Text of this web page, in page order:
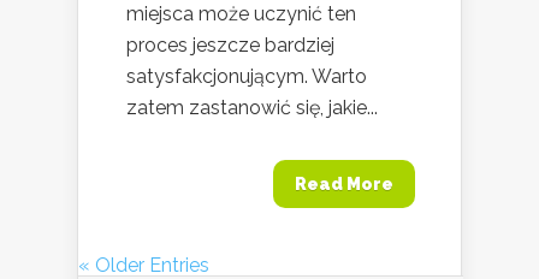
miejsca może uczynić ten
proces jeszcze bardziej
satysfakcjonującym. Warto
zatem zastanowić się, jakie...
Read More
« Older Entries